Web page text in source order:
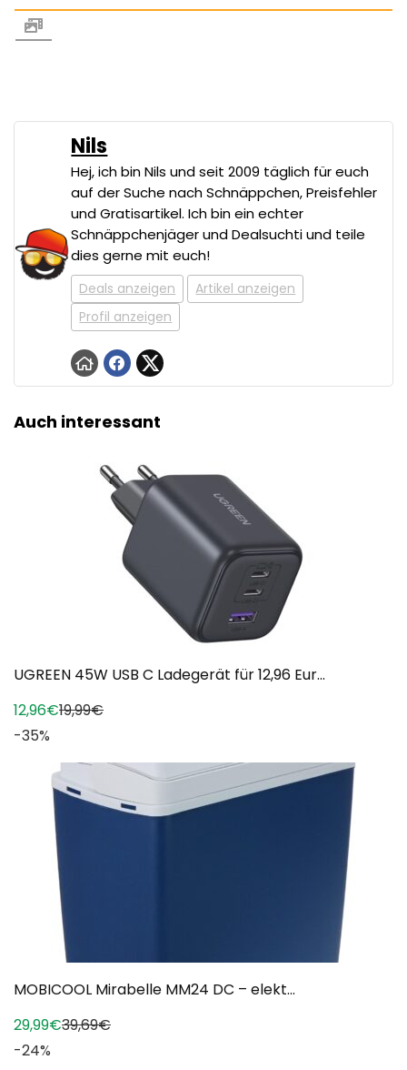
Nils
Hej, ich bin Nils und seit 2009 täglich für euch
auf der Suche nach Schnäppchen, Preisfehler
und Gratisartikel. Ich bin ein echter
Schnäppchenjäger und Dealsuchti und teile
dies gerne mit euch!
Deals anzeigen
Artikel anzeigen
Profil anzeigen
Auch interessant
UGREEN 45W USB C Ladegerät für 12,96 Eur...
12,96€19,99€
-35%
MOBICOOL Mirabelle MM24 DC – elekt...
29,99€39,69€
-24%